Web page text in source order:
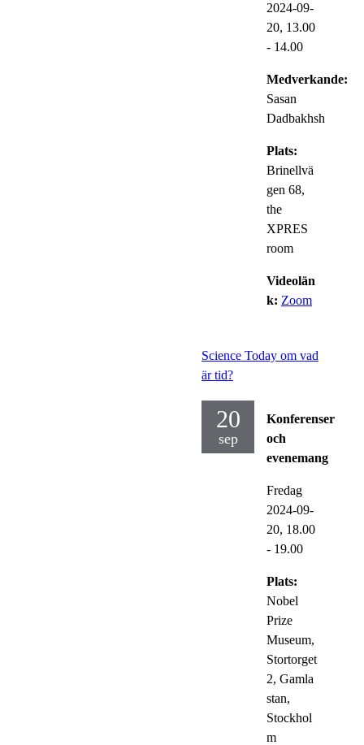
2024-09-
20, 13.00
- 14.00
Medverkande:
Sasan
Dadbakhsh
Plats:
Brinellvä
gen 68,
the
XPRES
room
Videolän
k: Zoom
Science Today om vad
är tid?
20
sep
Konferenser
och
evenemang
Fredag
2024-09-
20, 18.00
- 19.00
Plats:
Nobel
Prize
Museum,
Stortorget
2, Gamla
stan,
Stockhol
m